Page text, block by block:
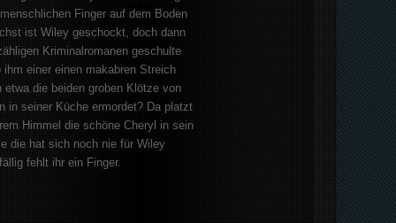
Finger auf dem Boden
ist Wiley geschockt, doch dann
Kriminalromanen geschulte
einer einen makabren Streich
etwa die beiden groben Klötze von
in seiner Küche ermordet? Da platzt
Himmel die schöne Cheryl in sein
die hat sich noch nie für Wiley
fehlt ihr ein Finger.